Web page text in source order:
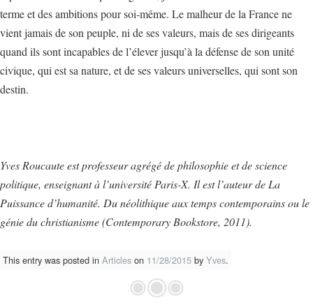
terme et des ambitions pour soi-même. Le malheur de la France ne
vient jamais de son peuple, ni de ses valeurs, mais de ses dirigeants
quand ils sont incapables de l’élever jusqu’à la défense de son unité
civique, qui est sa nature, et de ses valeurs universelles, qui sont son
destin.
Yves Roucaute est professeur agrégé de philosophie et de science
politique, enseignant à l’université Paris-X. Il est l’auteur de La
Puissance d’humanité. Du néolithique aux temps contemporains ou le
génie du christianisme (Contemporary Bookstore, 2011).
This entry was posted in Articles on 11/28/2015 by Yves.